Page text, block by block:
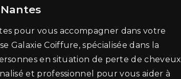
pour vous accompagner dans votre
Coiffure, spécialisée dans la
en situation de perte de cheveux
et professionnel pour vous aider à